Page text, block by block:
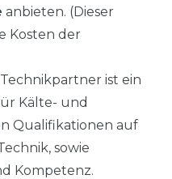
anbieten. (Dieser
Kosten der
ist ein
Kälte- und
Qualifikationen auf
sowie
Kompetenz.